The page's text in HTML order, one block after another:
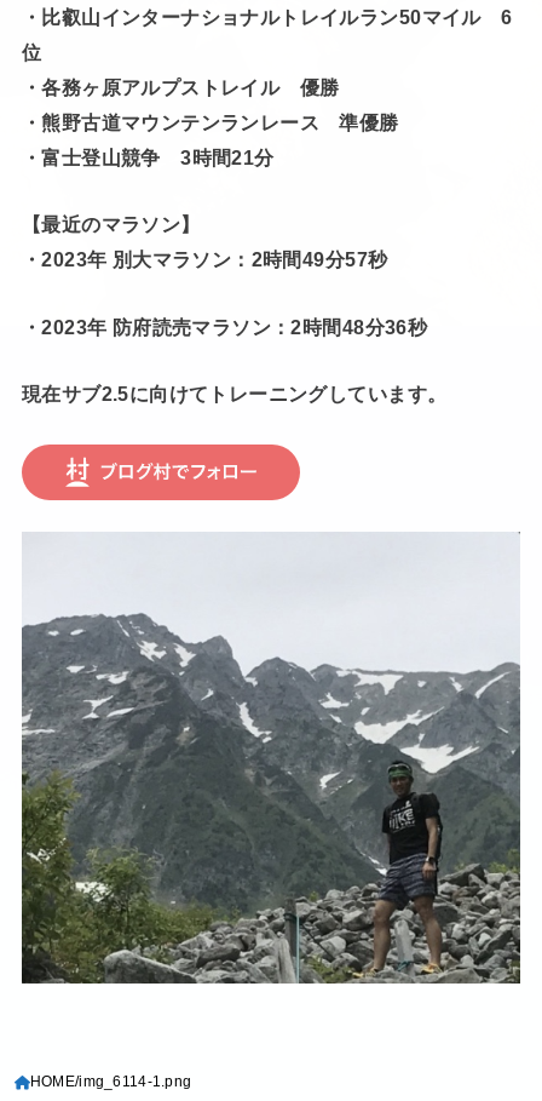
・比叡山インターナショナルトレイルラン50マイル 6
位
・各務ヶ原アルプストレイル 優勝
・熊野古道マウンテンランレース 準優勝
・富士登山競争 3時間21分
【最近のマラソン】
・2023年 別大マラソン：2時間49分57秒
・2023年 防府読売マラソン：2時間48分36秒
現在サブ2.5に向けてトレーニングしています。
HOME img_6114-1.png